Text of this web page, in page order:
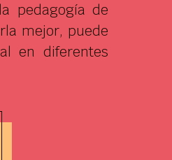
pedagogía de
mejor, puede
en diferentes